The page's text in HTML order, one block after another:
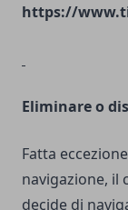
https://
Eliminare o
Fatta
navigazione, il
decide di